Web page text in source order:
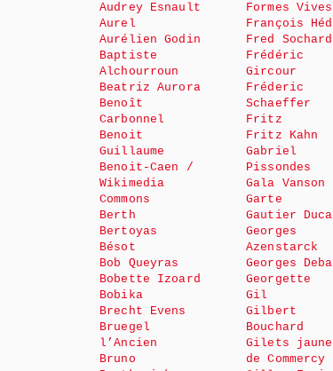
Audrey Esnault
Aurel
Aurélien Godin
Baptiste
Alchourroun
Beatriz Aurora
Benoît
Carbonnel
Benoit
Guillaume
Benoit-Caen /
Wikimedia
Commons
Berth
Bertoyas
Bésot
Bob Queyras
Bobette Izoard
Bobika
Brecht Evens
Bruegel
l’Ancien
Bruno
Formes Vives
François
Fred Sochard
Frédéric
Gircour
Fréderic
Schaeffer
Fritz
Fritz Kahn
Gabriel
Pissondes
Gala Vanson
Garte
Gautier
Georges
Azenstarck
Georges
Georgette
Gil
Gilbert
Bouchard
Gilets
de Commercy